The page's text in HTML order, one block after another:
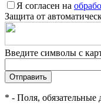
Я согласен на
Защита от
Введите символы с
* - Поля, обязательные